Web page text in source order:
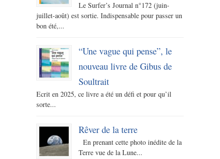
Le Surfer’s Journal n°172 (juin-
juillet-août) est sortie. Indispensable pour passer un
bon été,...
“Une vague qui pense”, le
nouveau livre de Gibus de
Soultrait
Ecrit en 2025, ce livre a été un défi et pour qu’il
sorte...
Rêver de la terre
En prenant cette photo inédite de la
Terre vue de la Lune...